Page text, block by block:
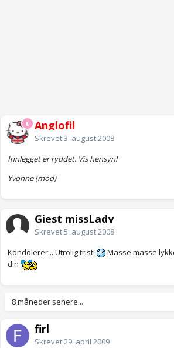
Anglofil
Skrevet3. august 2008
Innlegget er ryddet. Vis hensyn!
Yvonne (mod)
Gjest missLady
Skrevet5. august 2008
Kondolerer... Utrolig trist!
Masse masse
din
8 måneder senere...
firl
Skrevet29. april 2009